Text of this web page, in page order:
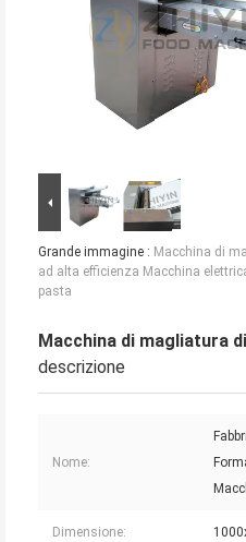
Grande immagine : Macchina di
ad alta efficienza Macchina
pasta
Macchina di magliatura
descrizione
Nome:
Dimensione: